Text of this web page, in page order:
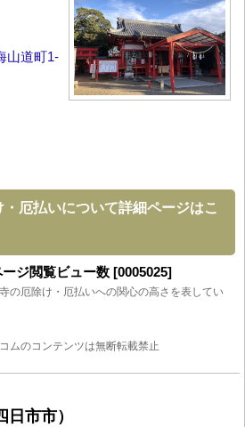
山道町1-
厄払いについて詳細ページはこ
ジ閲覧ビュー数 [0005025]
の厄除け・厄払いへの関心の高さを表してい
ムのコンテンツは無断転載禁止
市市）